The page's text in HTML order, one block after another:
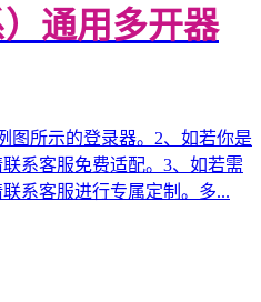
通用多开器
图所示的登录器。2、如若你是
系客服免费适配。3、如若需
系客服进行专属定制。多...